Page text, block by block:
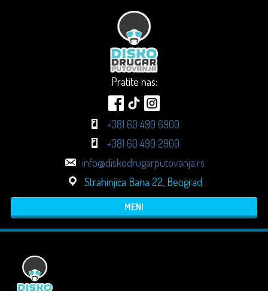
Pratite nas:
+381 60 490 6900
+381 60 490 2900
info@diskodrugarputovanja.rs
Strahinjića Bana 22, Beograd
MENI